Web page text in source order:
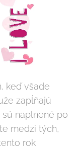
keď všade
zapĺňajú
naplnené po
medzi tých,
rok